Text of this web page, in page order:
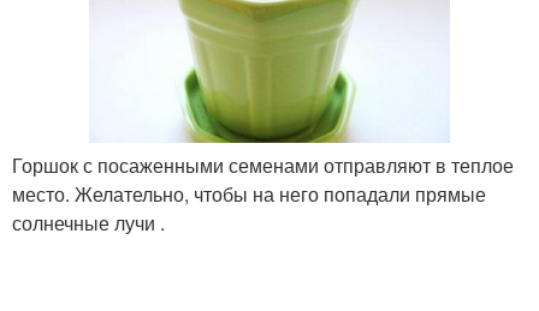
Горшок с посаженными семенами отправляют в теплое
место. Желательно, чтобы на него попадали прямые
солнечные лучи .